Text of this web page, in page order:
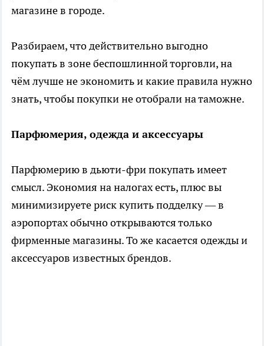
магазине в городе.
Разбираем, что действительно выгодно
покупать в зоне беспошлинной торговли, на
чём лучше не экономить и какие правила нужно
знать, чтобы покупки не отобрали на таможне.
Парфюмерия, одежда и аксессуары
Парфюмерию в дьюти-фри покупать имеет
смысл. Экономия на налогах есть, плюс вы
минимизируете риск купить подделку — в
аэропортах обычно открываются только
фирменные магазины. То же касается одежды и
аксессуаров известных брендов.